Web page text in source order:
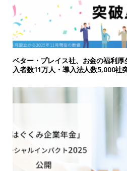
ベター・プレイス社、お金の福利
入者数11万人・導入法人数5,000社